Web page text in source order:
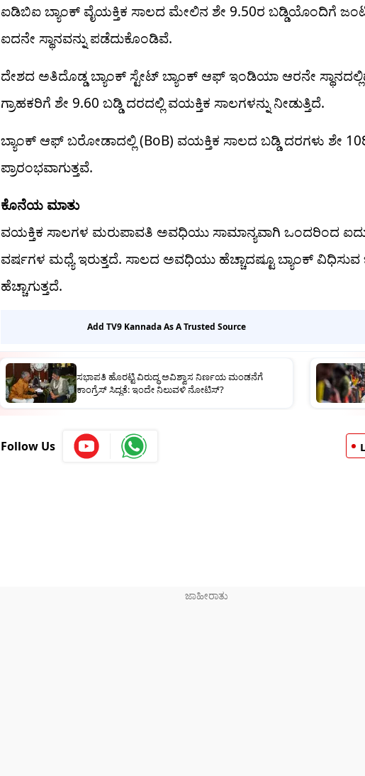
ಐಡಿಬಿಐ ಬ್ಯಾಂಕ್ ವೈಯಕ್ತಿಕ ಸಾಲದ ಮೇಲಿನ ಶೇ 9.50ರ ಬಡ್ಡಿಯೊಂದಿಗೆ
ಐದನೇ ಸ್ಥಾನವನ್ನು ಪಡೆದುಕೊಂಡಿವೆ.
ದೇಶದ ಅತಿದೊಡ್ಡ ಬ್ಯಾಂಕ್ ಸ್ಟೇಟ್ ಬ್ಯಾಂಕ್ ಆಫ್ ಇಂಡಿಯಾ ಆರನೇ
ಗ್ರಾಹಕರಿಗೆ ಶೇ 9.60 ಬಡ್ಡಿ ದರದಲ್ಲಿ ವಯಕ್ತಿಕ ಸಾಲಗಳನ್ನು ನೀಡುತ್ತಿದೆ.
ಬ್ಯಾಂಕ್ ಆಫ್ ಬರೋಡಾದಲ್ಲಿ (BoB) ವಯಕ್ತಿಕ ಸಾಲದ ಬಡ್ಡಿ ದರಗಳು ಶೇ
ಪ್ರಾರಂಭವಾಗುತ್ತವೆ.
ಕೊನೆಯ ಮಾತು
ವಯಕ್ತಿಕ ಸಾಲಗಳ ಮರುಪಾವತಿ ಅವಧಿಯು ಸಾಮಾನ್ಯವಾಗಿ ಒಂದರಿಂದ
ವರ್ಷಗಳ ಮಧ್ಯೆ ಇರುತ್ತದೆ. ಸಾಲದ ಅವಧಿಯು ಹೆಚ್ಚಾದಷ್ಟೂ ಬ್ಯಾಂಕ್ ವಿಧಿಸುವ
ಹೆಚ್ಚಾಗುತ್ತದೆ.
Add TV9 Kannada As A Trusted Source
ಸಭಾಪತಿ ಹೊರಟ್ಟಿ ವಿರುದ್ಧ ಅವಿಶ್ವಾಸ ನಿರ್ಣಯ ಮಂಡನೆಗೆ
ಕಾಂಗ್ರೆಸ್​​ ಸಿದ್ಧತೆ: ಇಂದೇ ನಿಲುವಳಿ ನೋಟಿಸ್​​?
Follow Us